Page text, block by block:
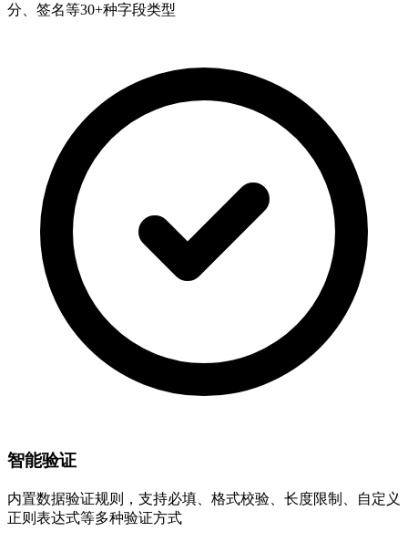
分、签名等30+种字段类型
智能验证
内置数据验证规则，支持必填、格式校验、长度限制、自定义
正则表达式等多种验证方式